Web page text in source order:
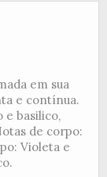
em sua
e contínua.
e basilico,
de corpo:
Violeta e